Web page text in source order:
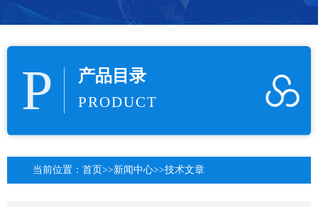
P 产品目录
PRODUCT
当前位置： 首页>>新闻中心>>技术文章